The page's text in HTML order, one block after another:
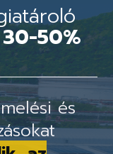
30-50%
és